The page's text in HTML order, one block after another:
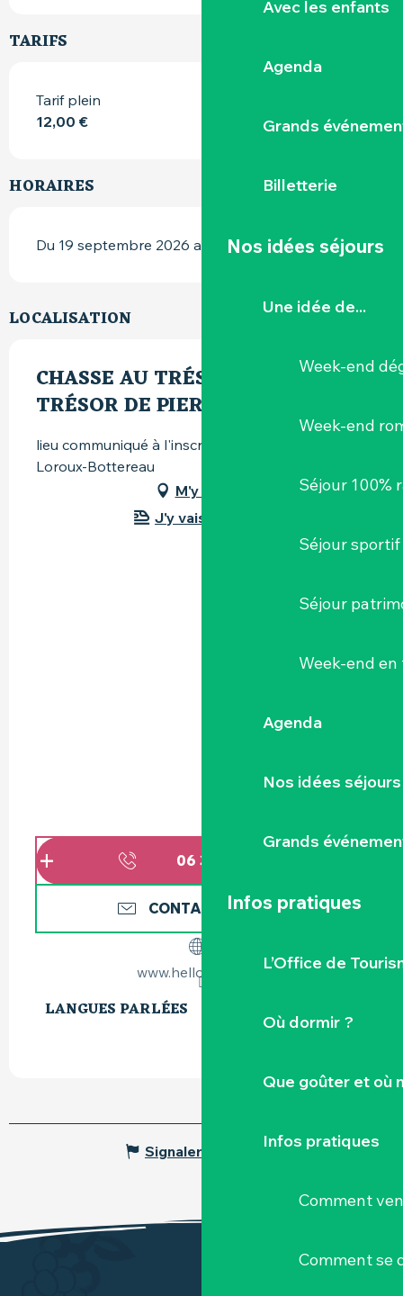
Avec les enfants
Agenda
Grands
Billetterie
Nos idées séjours
Une idée de...
Week-end
Week-end
Séjour 100%
Séjour sportif
Séjour
Week-end
Agenda
Nos idées séjours
Grands
Infos pratiques
L’Office de
Où dormir ?
Que goûter et où
Infos pratiques
Comment
Comment se
TARIFS
Tarif plein
12,00 €
HORAIRES
Du 19 septembre 2026 au 24 octobre 2026
LOCALISATION
CHASSE AU TRÉSOR « LE
TRÉSOR DE PIERRE LANDAIS »
lieu communiqué à l'inscription, 44430 Le
Loroux-Bottereau
M'y rendre
J'y vais en train !
06 31 42 95
CONTACTEZ-NOUS
www.helloasso.com
LANGUES PARLÉES
LANGUES PARLÉES
Signaler une erreur